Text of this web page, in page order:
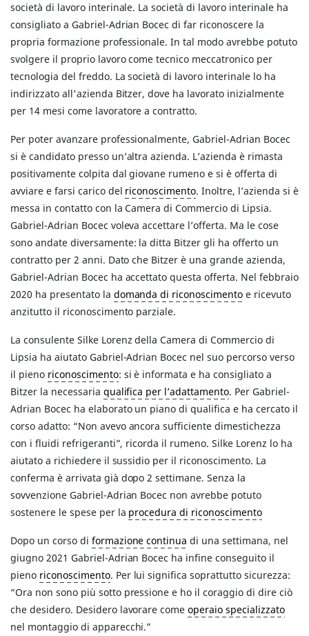
società di lavoro interinale. La società di lavoro interinale ha
consigliato a Gabriel-Adrian Bocec di far riconoscere la
propria formazione professionale. In tal modo avrebbe potuto
svolgere il proprio lavoro come tecnico meccatronico per
tecnologia del freddo. La società di lavoro interinale lo ha
indirizzato all'azienda Bitzer, dove ha lavorato inizialmente
per 14 mesi come lavoratore a contratto.
Per poter avanzare professionalmente, Gabriel-Adrian Bocec
si è candidato presso un’altra azienda. L’azienda è rimasta
positivamente colpita dal giovane rumeno e si è offerta di
avviare e farsi carico del riconoscimento. Inoltre, l’azienda si è
messa in contatto con la Camera di Commercio di Lipsia.
Gabriel-Adrian Bocec voleva accettare l’offerta. Ma le cose
sono andate diversamente: la ditta Bitzer gli ha offerto un
contratto per 2 anni. Dato che Bitzer è una grande azienda,
Gabriel-Adrian Bocec ha accettato questa offerta. Nel febbraio
2020 ha presentato la domanda di riconoscimento e ricevuto
anzitutto il riconoscimento parziale.
La consulente Silke Lorenz della Camera di Commercio di
Lipsia ha aiutato Gabriel-Adrian Bocec nel suo percorso verso
il pieno riconoscimento: si è informata e ha consigliato a
Bitzer la necessaria qualifica per l’adattamento. Per Gabriel-
Adrian Bocec ha elaborato un piano di qualifica e ha cercato il
corso adatto: “Non avevo ancora sufficiente dimestichezza
con i fluidi refrigeranti”, ricorda il rumeno. Silke Lorenz lo ha
aiutato a richiedere il sussidio per il riconoscimento. La
conferma è arrivata già dopo 2 settimane. Senza la
sovvenzione Gabriel-Adrian Bocec non avrebbe potuto
sostenere le spese per la procedura di riconoscimento
Dopo un corso di formazione continua di una settimana, nel
giugno 2021 Gabriel-Adrian Bocec ha infine conseguito il
pieno riconoscimento. Per lui significa soprattutto sicurezza:
“Ora non sono più sotto pressione e ho il coraggio di dire ciò
che desidero. Desidero lavorare comeoperaio specializzato
nel montaggio di apparecchi.”